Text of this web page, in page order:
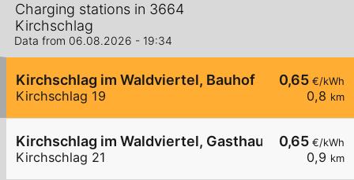
Charging stations in 3664
Kirchschlag
Data from 06.08.2026 - 19:34
0,65 €/kWh
0,8 km
Kirchschlag im Waldviertel, Bauhof
Kirchschlag 19
0,65 €/kWh
0,9 km
Kirchschlag im Waldviertel, Gasthaus Adam
Kirchschlag 21